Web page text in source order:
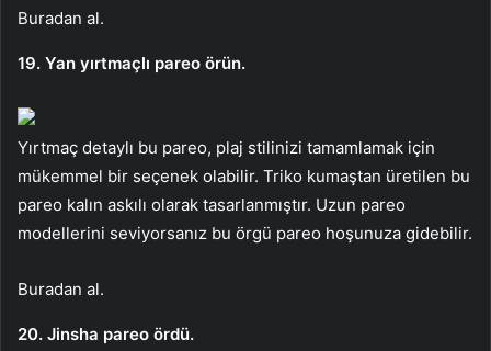
Buradan al.
19. Yan yırtmaçlı pareo örün.
Yırtmaç detaylı bu pareo, plaj stilinizi tamamlamak için
mükemmel bir seçenek olabilir. Triko kumaştan üretilen bu
pareo kalın askılı olarak tasarlanmıştır. Uzun pareo
modellerini seviyorsanız bu örgü pareo hoşunuza gidebilir.
Buradan al.
20. Jinsha pareo ördü.